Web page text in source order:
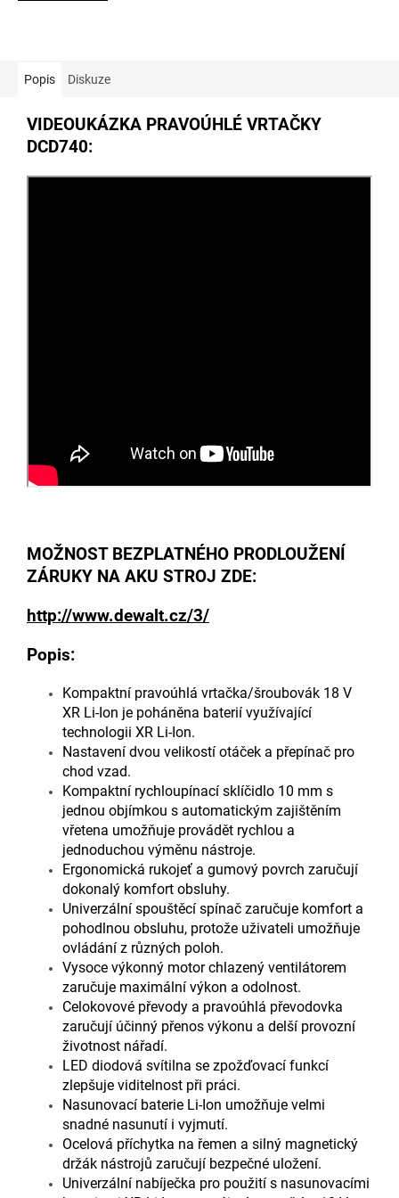
Popis Diskuze
VIDEOUKÁZKA PRAVOÚHLÉ VRTAČKY
DCD740:
MOŽNOST BEZPLATNÉHO PRODLOUŽENÍ
ZÁRUKY NA AKU STROJ ZDE:
http://www.dewalt.cz/3/
Popis:
Kompaktní pravoúhlá vrtačka/šroubovák 18 V
XR Li-Ion je poháněna baterií využívající
technologii XR Li-Ion.
Nastavení dvou velikostí otáček a přepínač pro
chod vzad.
Kompaktní rychloupínací sklíčidlo 10 mm s
jednou objímkou s automatickým zajištěním
vřetena umožňuje provádět rychlou a
jednoduchou výměnu nástroje.
Ergonomická rukojeť a gumový povrch zaručují
dokonalý komfort obsluhy.
Univerzální spouštěcí spínač zaručuje komfort a
pohodlnou obsluhu, protože uživateli umožňuje
ovládání z různých poloh.
Vysoce výkonný motor chlazený ventilátorem
zaručuje maximální výkon a odolnost.
Celokovové převody a pravoúhlá převodovka
zaručují účinný přenos výkonu a delší provozní
životnost nářadí.
LED diodová svítilna se zpožďovací funkcí
zlepšuje viditelnost při práci.
Nasunovací baterie Li-Ion umožňuje velmi
snadné nasunutí i vyjmutí.
Ocelová příchytka na řemen a silný magnetický
držák nástrojů zaručují bezpečné uložení.
Univerzální nabíječka pro použití s nasunovacími